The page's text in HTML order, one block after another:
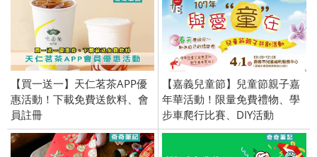
【買一送一】天仁茗茶APP優
惠活動！下載免費送飲料、會
員註冊
【嘉義兒童節】兒童節親子嘉
年華活動！限量免費禮物、學
步車爬行比賽、DIY活動